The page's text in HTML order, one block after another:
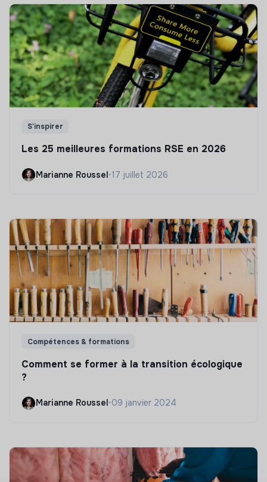
S'inspirer
Les 25 meilleures formations RSE en 2026
Marianne Roussel•17 juillet 2026
Compétences & formations
Comment se former à la transition écologique
?
Marianne Roussel •09 janvier 2024